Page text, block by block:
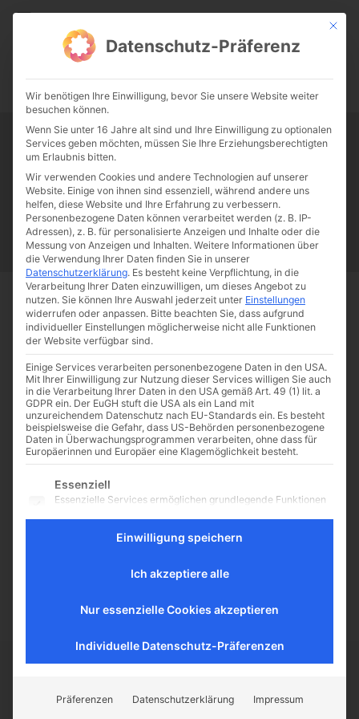
CATHWALK.DE
0:00 -:--
Tag:968er-Revolte
Papst Franziskus Ehe Sex Liebe Familie
Katholizismus
Franziskus
50 Jahre Humanae vitae Katholische Kirche
Die Adenauer-Ära in Kino
und Fernsehen
Papst Franziskus in
seiner Karlspreisrede und davor zu
r Lage Europas: Auch Kino- und
Fernsehfilme beschäftigen sich in
Start Schlagworte 968er-Revolte
CATHWALK.DE
Mit
Datenschutz-Präferenz
Wir benötigen Ihre Einwilligung, bevor Sie unsere Website weiter
besuchen können.
Wenn Sie unter 16 Jahre alt sind und Ihre Einwilligung zu optionalen
Services geben möchten, müssen Sie Ihre Erziehungsberechtigten
um Erlaubnis bitten.
Wir verwenden Cookies und andere Technologien auf unserer
Website. Einige von ihnen sind essenziell, während andere uns
helfen, diese Website und Ihre Erfahrung zu verbessern.
Personenbezogene Daten können verarbeitet werden (z. B. IP-
Adressen), z. B. für personalisierte Anzeigen und Inhalte oder die
Messung von Anzeigen und Inhalten. Weitere Informationen über
die Verwendung Ihrer Daten finden Sie in unserer
Datenschutzerklärung. Es besteht keine Verpflichtung, in die
Verarbeitung Ihrer Daten einzuwilligen, um dieses Angebot zu
nutzen. Sie können Ihre Auswahl jederzeit unter Einstellungen
widerrufen oder anpassen. Bitte beachten Sie, dass aufgrund
individueller Einstellungen möglicherweise nicht alle Funktionen
der Website verfügbar sind.
Einige Services verarbeiten personenbezogene Daten in den USA.
Mit Ihrer Einwilligung zur Nutzung dieser Services willigen Sie auch
in die Verarbeitung Ihrer Daten in den USA gemäß Art. 49 (1) lit. a
GDPR ein. Der EuGH stuft die USA als ein Land mit
unzureichendem Datenschutz nach EU-Standards ein. Es besteht
beispielsweise die Gefahr, dass US-Behörden personenbezogene
Daten in Überwachungsprogrammen verarbeiten, ohne dass für
Europäerinnen und Europäer eine Klagemöglichkeit besteht.
Es folgt eine Liste der Service-Gruppen, für die eine
Essenziell
Essenzielle Services ermöglichen grundlegende Funktionen
Aufschluss darüber geben, wie unsere Besucher mit unserer
Externe Medien
werden standardmäßig blockiert. Wenn externe Services
Einwilligung speichern
Ich akzeptiere alle
Nur essenzielle Cookies akzeptieren
Individuelle Datenschutz-Präferenzen
Präferenzen Datenschutzerklärung Impressum